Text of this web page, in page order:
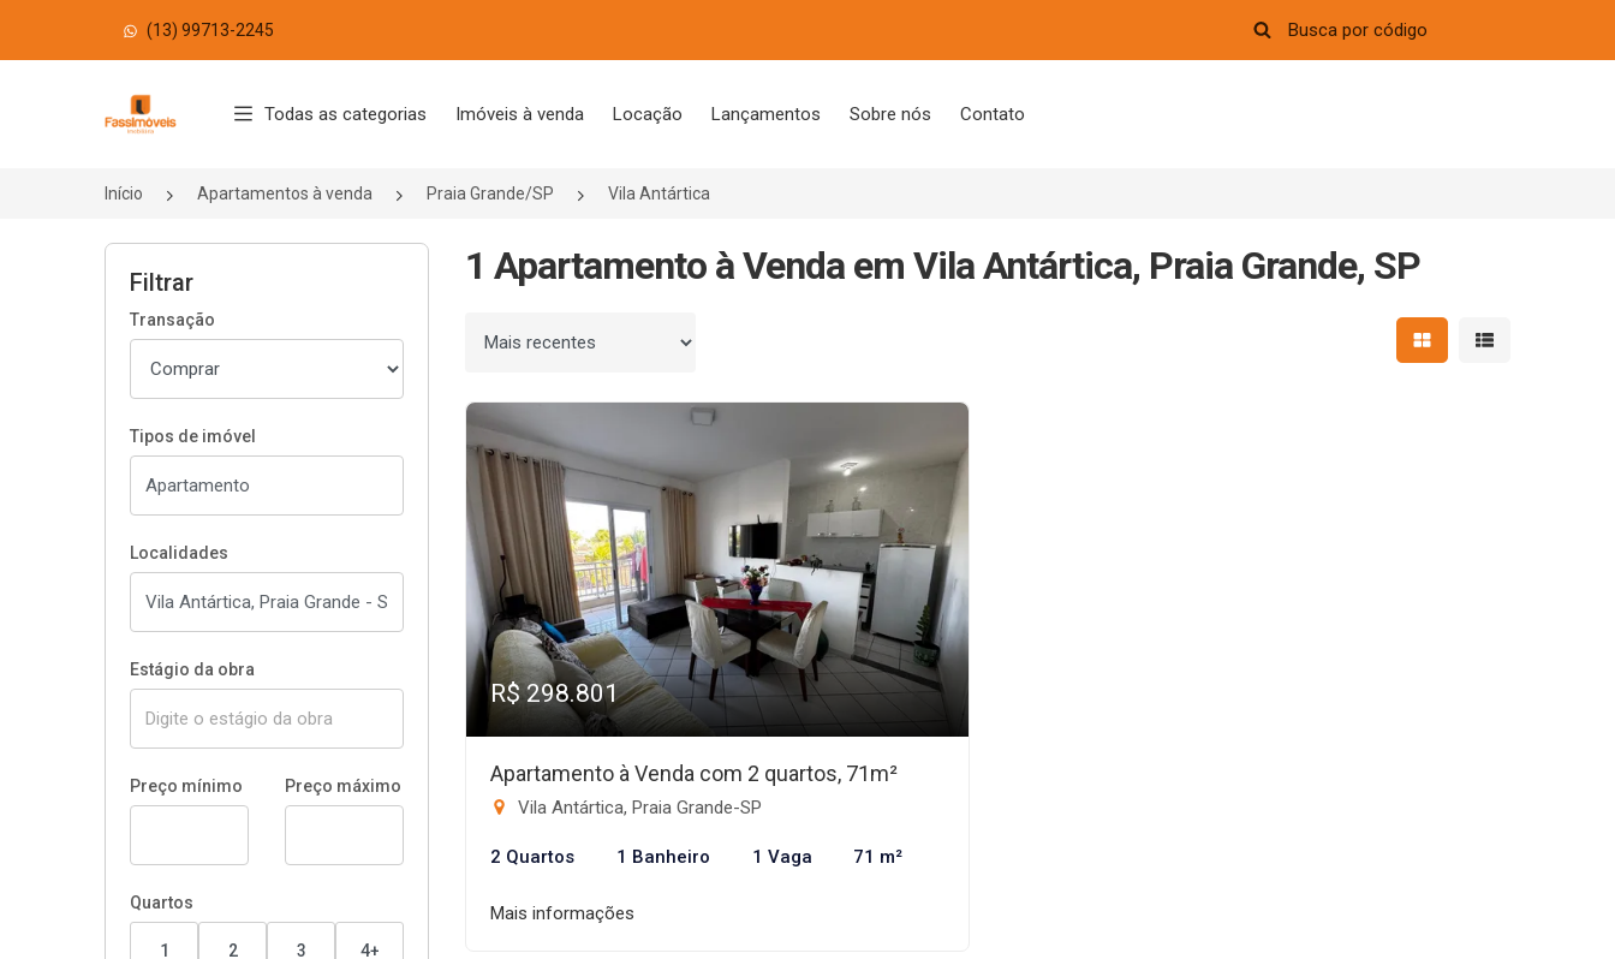
(13) 99713-2245
Página inicial
Todas as categorias Imóveis à venda Locação Lançamentos Sobre nós Contato
Início Apartamentos à venda Praia Grande/SP Vila Antártica
Filtrar
Transação
Tipos de imóvel
Localidades
Estágio da obra
Preço mínimo Preço máximo
Quartos
1 2 3 4+
1 Apartamento à Venda em Vila Antártica, Praia Grande, SP
Ordenar por Mostrar resultados em
Mostrar
R$ 298.801
Apartamento à Venda com 2 quartos, 71m²
Vila Antártica, Praia Grande-SP
2 Quartos 1 Banheiro 1 Vaga 71 m²
Mais informações